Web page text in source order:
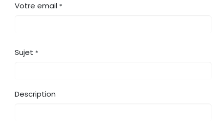
Votre email *
Sujet *
Description